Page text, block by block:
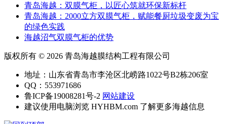
青岛海越：双膜气柜，以匠心筑就环保新标杆
‌青岛海越：2000立方双膜气柜，赋能餐厨垃圾变废为宝
的绿色实践
海越沼气双膜气柜的优势
版权所有 © 2026 青岛海越膜结构工程有限公司
地址：山东省青岛市李沧区北崂路1022号B2栋206室
QQ：553971686
鲁ICP备19008281号-2 网站建设
建议使用电脑浏览 HYHBM.com 了解更多海越信息